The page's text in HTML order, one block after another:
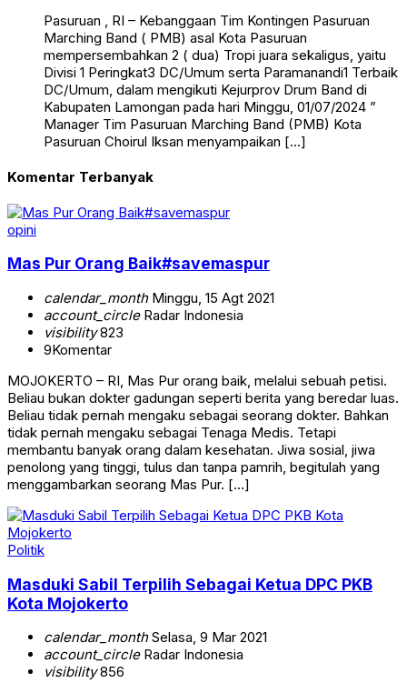
Pasuruan , RI – Kebanggaan Tim Kontingen Pasuruan
Marching Band ( PMB) asal Kota Pasuruan
mempersembahkan 2 ( dua) Tropi juara sekaligus, yaitu
Divisi 1 Peringkat3 DC/Umum serta Paramanandi1 Terbaik
DC/Umum, dalam mengikuti Kejurprov Drum Band di
Kabupaten Lamongan pada hari Minggu, 01/07/2024 ”
Manager Tim Pasuruan Marching Band (PMB) Kota
Pasuruan Choirul Iksan menyampaikan […]
Komentar Terbanyak
opini
Mas Pur Orang Baik#savemaspur
calendar_monthMinggu, 15 Agt 2021
account_circleRadar Indonesia
visibility823
9Komentar
MOJOKERTO – RI, Mas Pur orang baik, melalui sebuah petisi.
Beliau bukan dokter gadungan seperti berita yang beredar luas.
Beliau tidak pernah mengaku sebagai seorang dokter. Bahkan
tidak pernah mengaku sebagai Tenaga Medis. Tetapi
membantu banyak orang dalam kesehatan. Jiwa sosial, jiwa
penolong yang tinggi, tulus dan tanpa pamrih, begitulah yang
menggambarkan seorang Mas Pur. […]
Politik
Masduki Sabil Terpilih Sebagai Ketua DPC PKB
Kota Mojokerto
calendar_monthSelasa, 9 Mar 2021
account_circleRadar Indonesia
visibility856